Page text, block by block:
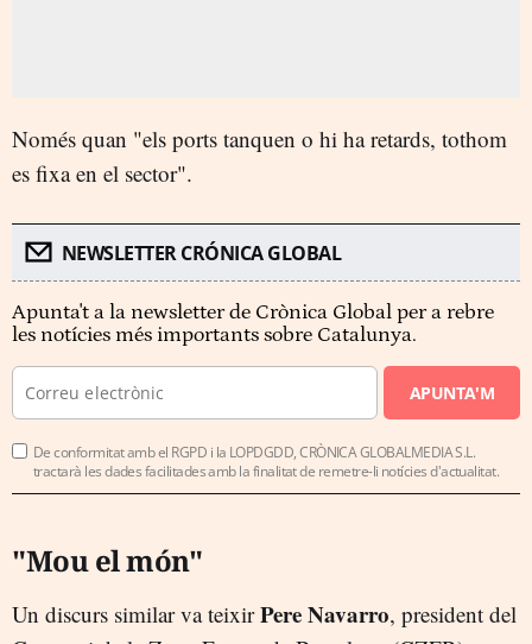
Només quan "els ports tanquen o hi ha retards, tothom
es fixa en el sector".
NEWSLETTER CRÓNICA GLOBAL
Apunta't a la newsletter de Crònica Global per a rebre
les notícies més importants sobre Catalunya.
APUNTA'M
De conformitat amb el RGPD i la LOPDGDD, CRÒNICA GLOBALMEDIA S.L.
tractarà les dades facilitades amb la finalitat de remetre-li notícies d'actualitat.
"Mou el món"
Un discurs similar va teixirPere Navarro, president del